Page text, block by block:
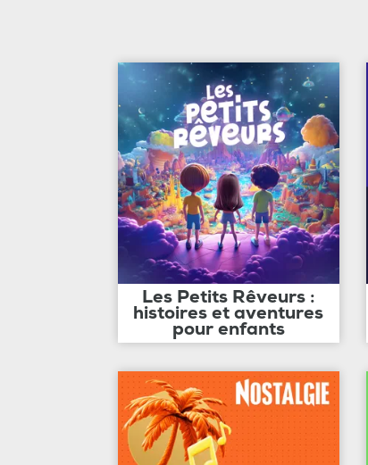
Les Petits Rêveurs :
histoires et aventures
pour enfants